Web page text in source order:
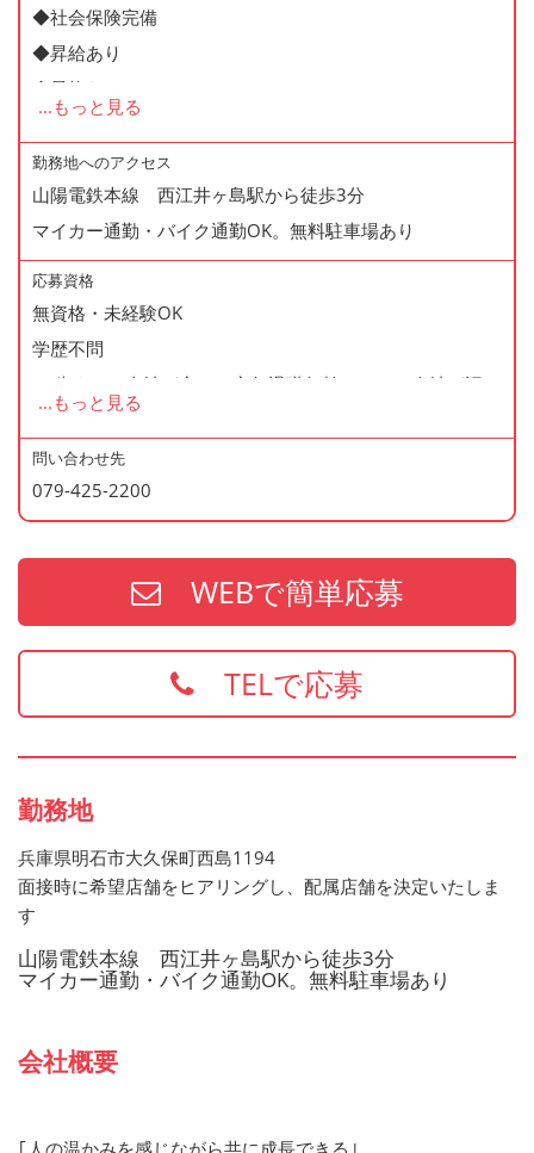
◆社会保険完備
◆昇給あり
◆昇格あり
◆正社員登用制度あり
◆寸志あり
◆有給休暇あり
◆産休・育休あり
◆交通費支給
◆資格支援制度あり
◆マイカー通勤・バイク通勤OK
◆無料駐車場あり
◆まかない制度あり（1日1食・無料）
◆社内の表彰制度あり
◆再雇用制度あり
◆制服貸与
... もっと見る
勤務地へのアクセス
山陽電鉄本線 西江井ヶ島駅から徒歩3分
マイカー通勤・バイク通勤OK。無料駐車場あり
応募資格
無資格・未経験OK
学歴不問
60歳まで（当社が定める定年退職年齢のため・会社が認め
た場合はこの限りではありません）
＜歓迎資格＞
・2年以上の勤務経験がある方
・調理師免許
※上記の資格、経験をお持ちの方は給与面などを優遇いた
... もっと見る
問い合わせ先
079-425-2200
WEBで簡単応募
TELで応募
勤務地
兵庫県明石市大久保町西島1194
面接時に希望店舗をヒアリングし、配属店舗を決定いたしま
す
山陽電鉄本線 西江井ヶ島駅から徒歩3分
マイカー通勤・バイク通勤OK。無料駐車場あり
会社概要
｢人の温かみを感じながら共に成長できる｣